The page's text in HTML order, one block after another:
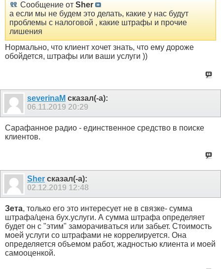
Сообщение от Sher
а если мы не будем это делать, какие у нас будут
проблемы с налоговой , какие штрафы и прочие
лишения
Нормально, что клиент хочет знать, что ему дороже
обойдется, штрафы или ваши услуги ))
severinaM сказал(-а):
06.11.2019 20:29
Сарафанное радио - единственное средство в поиске
клиентов.
Sher сказал(-а):
02.12.2019 12:48
Зета, только его это интересует не в связке- сумма
штрафа/цена бух.услуги. А сумма штрафа определяет
будет он с "этим" заморачиваться или забьет. Стоимость
моей услуги со штрафами не коррелируется. Она
определяется объемом работ, жадностью клиента и моей
самооценкой.